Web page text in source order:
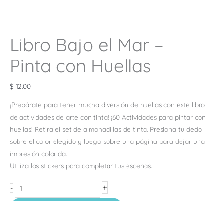
Libro Bajo el Mar –
Pinta con Huellas
$ 12.00
¡Prepárate para tener mucha diversión de huellas con este libro
de actividades de arte con tinta! ¡60 Actividades para pintar con
huellas! Retira el set de almohadillas de tinta. Presiona tu dedo
sobre el color elegido y luego sobre una página para dejar una
impresión colorida.
Utiliza los stickers para completar tus escenas.
- +